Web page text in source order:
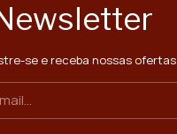
se e receba nossas ofertas.